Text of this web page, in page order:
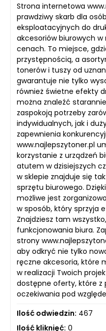
Strona internetowa
prawdziwy skarb dla
eksploatacyjnych do
akcesoriów biurowych
cenach. To miejsce,
przystępnością, a
tonerów i tuszy od
gwarantuje nie tylko
również świetne efekty
można znaleźć
zaspokoją potrzeby
indywidualnych, jak i
zapewnienia
www.najlepszytoner.pl
korzystanie z urządzeń
atutem w dzisiejszych
w sklepie znajduje się
sprzętu biurowego.
możliwe jest
w sposób, który sprzyja
Znajdziesz tam
funkcjonowania biura.
strony
aby odkryć nie tylko
ręczne akcesoria, które
w realizacji Twoich
dostępne oferty, które z
oczekiwania pod
Ilość odwiedzin: 467
Ilość kliknięć: 0